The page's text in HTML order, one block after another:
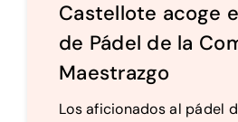
Castellote acoge
de Pádel de la
Maestrazgo
Los aficionados al pádel